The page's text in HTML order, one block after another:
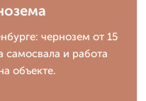
чернозем от 15
самосвала и работа
объекте.